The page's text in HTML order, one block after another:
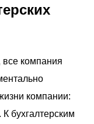
все компания
компании:
бухгалтерским